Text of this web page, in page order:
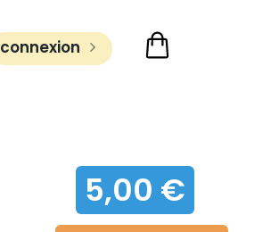
connexion
5,00 €